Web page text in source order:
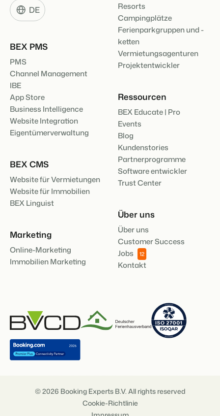
DE
BEX PMS
PMS
Channel Management
IBE
App Store
Business Intelligence
Website Integration
Eigentümerverwaltung
BEX CMS
Website für Vermietungen
Website für Immobilien
BEX Linguist
Marketing
Online-Marketing
Immobilien Marketing
Resorts
Campingplätze
Ferienparkgruppen und -
ketten
Vermietungsagenturen
Projektentwickler
Ressourcen
BEX Educate | Pro
Events
Blog
Kundenstories
Partnerprogramme
Software entwickler
Trust Center
Über uns
Über uns
Customer Success
Jobs
12
Kontakt
© 2026 Booking Experts B.V. All rights reserved
Cookie-Richtlinie